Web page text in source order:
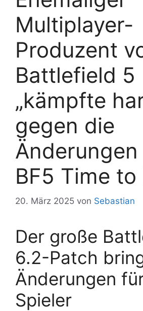
Multiplayer-
Produzent
Battlefield 5
„kämpfte
gegen die
Änderungen
BF5 Time to
20. März 2025 von Sebastian
Der große
6.2-Patch
Änderungen
Spieler